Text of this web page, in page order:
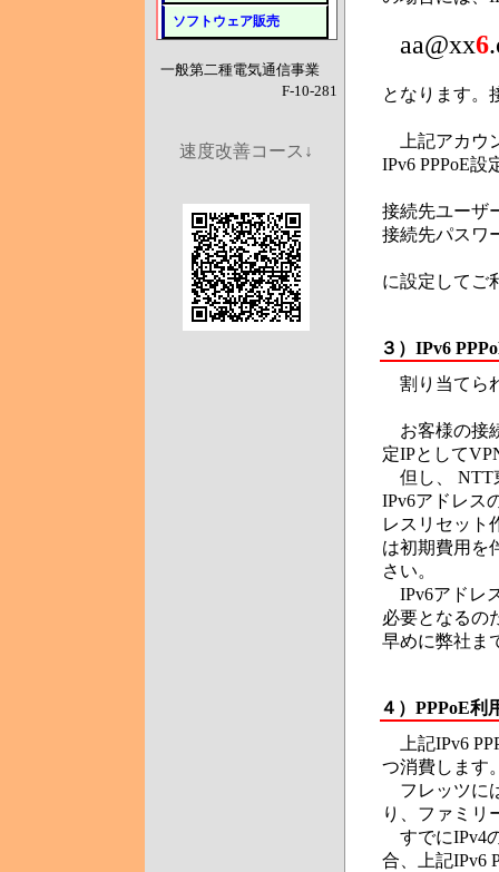
aa@xx6
となります。
上記アカウ
IPv6 PPPoE設
接続先ユーザ
接続先パスワ
に設定してご
３） IPv6
割り当てら
お客様の接
定IPとして
但し、 NTT
IPv6アドレス
レスリセット
は初期費用を
さい。
IPv6アドレ
必要となるの
早めに弊社ま
４）PPPoE利
上記IPv6
つ消費します
フレッツに
り、ファミリ
すでにIPv4
合、上記IPv6
ソフトウェア販売
一般第二種電気通信事業
F-10-281
速度改善コース↓